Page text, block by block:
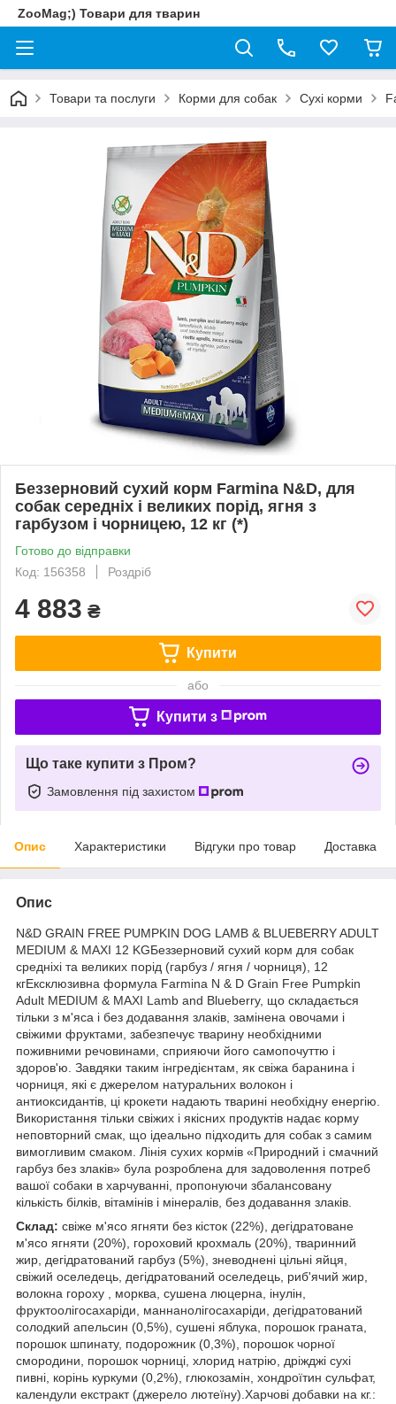
ZooMag;) Товари для тварин
Товари та послуги Корми для собак Сухі корми
Беззерновий сухий корм Farmina N&D, для
собак середніх і великих порід, ягня з
гарбузом і чорницею, 12 кг (*)
Готово до відправки
Код: 156358
Роздріб
4 883 ₴
Купити
або
Купити з
Що таке купити з Пром?
Замовлення під захистом
Опис Характеристики Відгуки про товар Доставка
Опис
N&D GRAIN FREE PUMPKIN DOG LAMB & BLUEBERRY ADULT
MEDIUM & MAXI 12 KGБеззерновий сухий корм для собак
средніхі та великих порід (гарбуз / ягня / чорниця), 12
кгЕксклюзивна формула Farmina N & D Grain Free Pumpkin
Adult MEDIUM & MAXI Lamb and Blueberry, що складається
тільки з м'яса і без додавання злаків, замінена овочами і
свіжими фруктами, забезпечує тварину необхідними
поживними речовинами, сприяючи його самопочуттю і
здоров'ю. Завдяки таким інгредієнтам, як свіжа баранина і
чорниця, які є джерелом натуральних волокон і
антиоксидантів, ці крокети надають тварині необхідну енергію.
Використання тільки свіжих і якісних продуктів надає корму
неповторний смак, що ідеально підходить для собак з самим
вимогливим смаком. Лінія сухих кормів «Природний і смачний
гарбуз без злаків» була розроблена для задоволення потреб
вашої собаки в харчуванні, пропонуючи збалансовану
кількість білків, вітамінів і мінералів, без додавання злаків.
Склад: свіже м'ясо ягняти без кісток (22%), дегідратоване
м'ясо ягняти (20%), гороховий крохмаль (20%), тваринний
жир, дегідратований гарбуз (5%), зневоднені цільні яйця,
свіжий оселедець, дегідратований оселедець, риб'ячий жир,
волокна гороху , морква, сушена люцерна, інулін,
фруктоолігосахаріди, маннанолігосахаріди, дегідратований
солодкий апельсин (0,5%), сушені яблука, порошок граната,
порошок шпинату, подорожник (0,3%), порошок чорної
смородини, порошок чорниці, хлорид натрію, дріжджі сухі
пивні, корінь куркуми (0,2%), глюкозамін, хондроїтин сульфат,
календули екстракт (джерело лютеїну).Харчові добавки на кг.: